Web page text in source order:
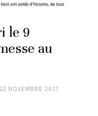
le 9
au
22 NOVEMBRE 2017